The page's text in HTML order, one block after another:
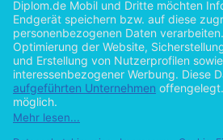
Datenschutz
AGB
Vertrag widerrufen
Zur Desktop-Version
Copyright ©Imprint in der Bedey &
byOpen Publishing
Cookie-Einstellungen